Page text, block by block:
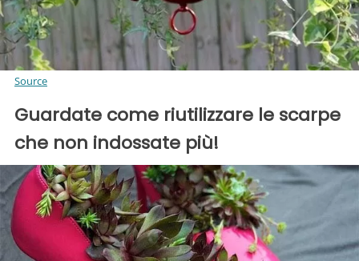
Source
Guardate come riutilizzare le scarpe
che non indossate più!